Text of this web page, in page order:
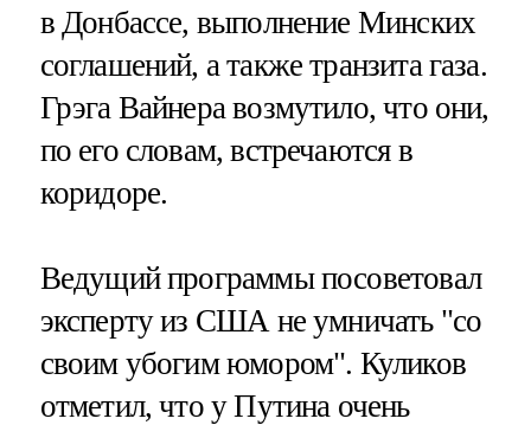
в Донбассе, выполнение Минских
соглашений, а также транзита газа.
Грэга Вайнера возмутило, что они,
по его словам, встречаются в
коридоре.
Ведущий программы посоветовал
эксперту из США не умничать "со
своим убогим юмором". Куликов
отметил, что у Путина очень